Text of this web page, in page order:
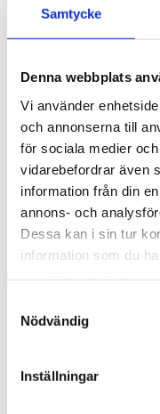
Samtycke
Denna webbplats
Vi använder
och annonserna till
för sociala medier
vidarebefordrar även
information från din
annons- och
Dessa kan i sin tur
information som du
Nödvändig
Inställningar
finns något som
orsaka skador
Utbilda och
Säkerställ att
trafiksäkerhet.
fortbildning.
Ha rutiner för
Utrusta fordon
förbandslåda
vet hur man
Om någon i